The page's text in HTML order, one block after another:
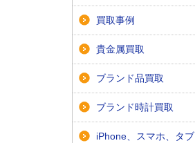
買取事例
貴金属買取
ブランド品買取
ブランド時計買取
iPhone、スマホ、タブ